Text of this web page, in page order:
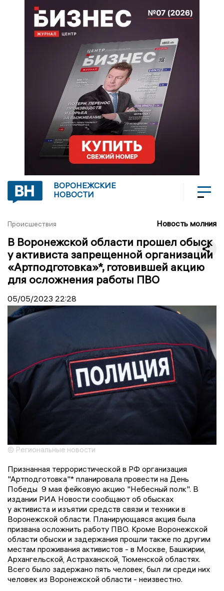
ВОРОНЕЖСКИЕ
НОВОСТИ
Происшествия Новость молния
В Воронежской области прошел обыск
у активиста запрещенной организации
«Артподготовка»*, готовившей акцию
для осложнения работы ПВО
05/05/2023 22:28
© Региональные новости
Признанная террористической в РФ организация
"Артподготовка"* планировала провести на День
Победы 9 мая фейковую акцию "Небесный полк". В
издании РИА Новости сообщают об обысках
у активиста и изъятии средств связи и техники в
Воронежской области. Планирующаяся акция была
призвана осложнить работу ПВО. Кроме Воронежской
области обыски и задержания прошли также по другим
местам проживания активистов - в Москве, Башкирии,
Архангельской, Астраханской, Тюменской областях.
Всего было задержано пять человек, был ли среди них
человек из Воронежской области - неизвестно.